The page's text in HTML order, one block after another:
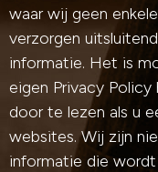
waar wij geen
verzorgen
informatie. Het is
eigen Privacy
door te lezen als u
websites. Wij zijn
informatie die